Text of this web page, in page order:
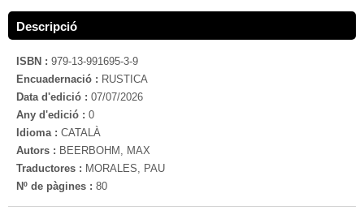
Descripció
ISBN : 979-13-991695-3-9
Encuadernació : RUSTICA
Data d'edició : 07/07/2026
Any d'edició : 0
Idioma : CATALÀ
Autors : BEERBOHM, MAX
Traductores : MORALES, PAU
Nº de pàgines : 80